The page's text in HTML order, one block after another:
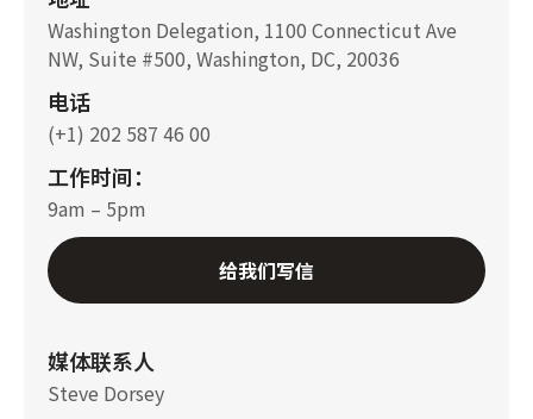
Washington Delegation, 1100 Connecticut Ave
NW, Suite #500, Washington, DC, 20036
电话
(+1) 202 587 46 00
工作时间：
9am – 5pm
给我们写信
媒体联系人
Steve Dorsey